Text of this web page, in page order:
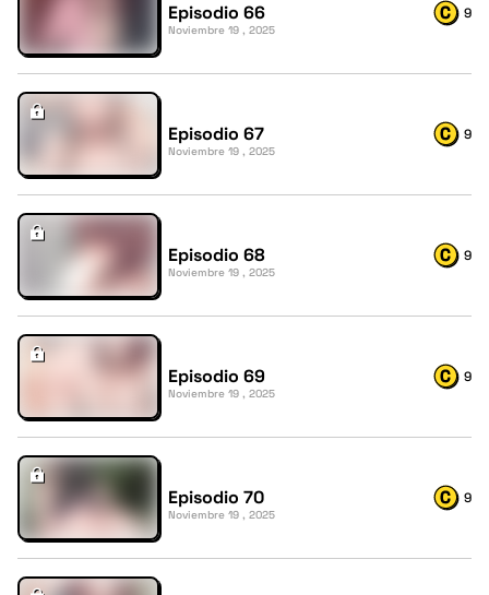
Episodio 66
Noviembre 19 , 2025
9
Episodio 67
Noviembre 19 , 2025
9
Episodio 68
Noviembre 19 , 2025
9
Episodio 69
Noviembre 19 , 2025
9
Episodio 70
Noviembre 19 , 2025
9